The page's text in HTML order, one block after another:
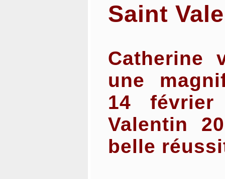
Saint
Catherine
une
14
Valentin
belle